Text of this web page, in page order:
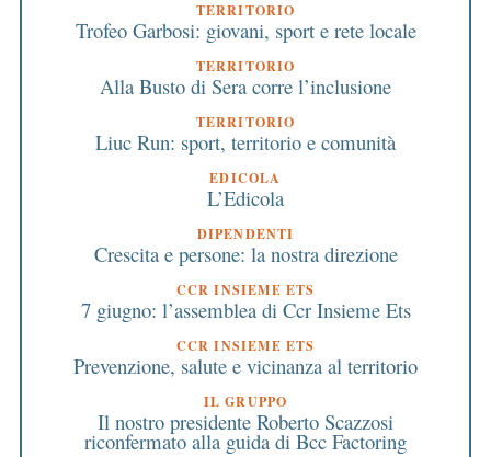
TERRITORIO
Trofeo Garbosi: giovani, sport e rete locale
TERRITORIO
Alla Busto di Sera corre l’inclusione
TERRITORIO
Liuc Run: sport, territorio e comunità
EDICOLA
L’Edicola
DIPENDENTI
Crescita e persone: la nostra direzione
CCR INSIEME ETS
7 giugno: l’assemblea di Ccr Insieme Ets
CCR INSIEME ETS
Prevenzione, salute e vicinanza al territorio
IL GRUPPO
Il nostro presidente Roberto Scazzosi
riconfermato alla guida di Bcc Factoring